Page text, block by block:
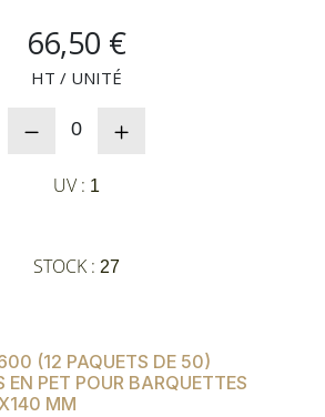
66,50 €
HT / UNITÉ
0
UV : 1
STOCK : 27
(12 PAQUETS DE 50)
EN PET POUR BARQUETTES
MM